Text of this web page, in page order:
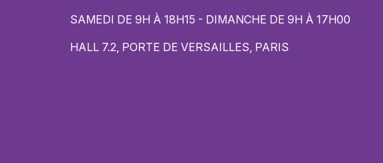
SAMEDI DE 9H À 18H15 - DIMANCHE DE 9H À 17H00
HALL 7.2, PORTE DE VERSAILLES, PARIS